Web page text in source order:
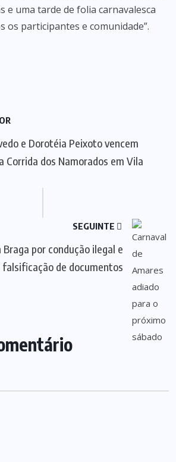
e uma tarde de folia carnavalesca
os participantes e comunidade”.
e Dorotéia Peixoto vencem
Corrida dos Namorados em Vila
SEGUINTE
por condução ilegal e
falsificação de documentos